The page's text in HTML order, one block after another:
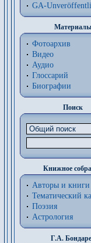
GA-
Материалы
Фотоархив
Видео
Аудио
Глоссарий
Биографии
Поиск
Книжное
Авторы и книги
Тематический
Поэзия
Астрология
Г.А.